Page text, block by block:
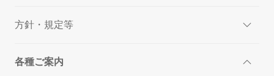
方針・規定等
各種ご案内